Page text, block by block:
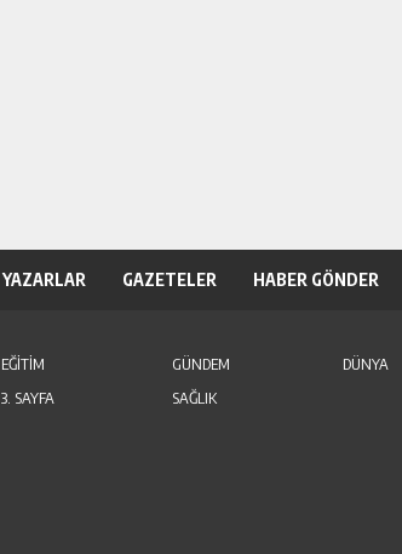
YAZARLAR GAZETELER HABER GÖNDER
EĞİTİM GÜNDEM DÜNYA
3. SAYFA SAĞLIK